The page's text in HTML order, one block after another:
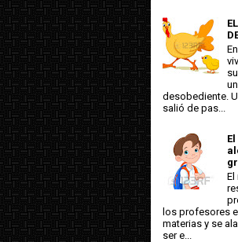
desobediente.
salió de pas...
El
los profesores
materias y se
ser e...